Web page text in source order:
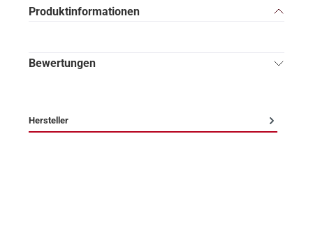
Produktinformationen
Bewertungen
Hersteller